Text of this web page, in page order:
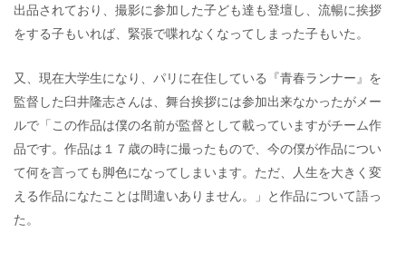
出品されており、撮影に参加した子ども達も登壇し、流暢に挨拶
をする子もいれば、緊張で喋れなくなってしまった子もいた。
又、現在大学生になり、パリに在住している『青春ランナー』を
監督した臼井隆志さんは、舞台挨拶には参加出来なかったがメー
ルで「この作品は僕の名前が監督として載っていますがチーム作
品です。作品は１７歳の時に撮ったもので、今の僕が作品につい
て何を言っても脚色になってしまいます。ただ、人生を大きく変
える作品になたことは間違いありません。」と作品について語っ
た。